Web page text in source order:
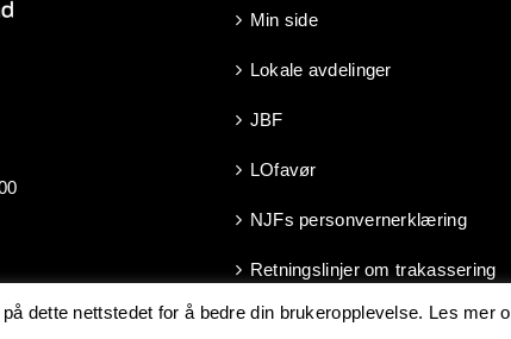
Min side
Lokale avdelinger
JBF
LOfavør
NJFs personvernerklæring
Retningslinjer om trakassering
dette nettstedet for å bedre din brukeropplevelse. Les mer